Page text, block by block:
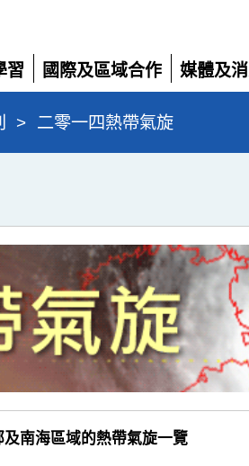
習
國際及區域合作
展
開
媒體及
展
> 二零一四熱帶氣旋
南海區域的熱帶氣旋一覽